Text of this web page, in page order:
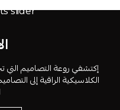
إكتشفي روعة التصاميم التي
الكلاسيكية الراقية إلى